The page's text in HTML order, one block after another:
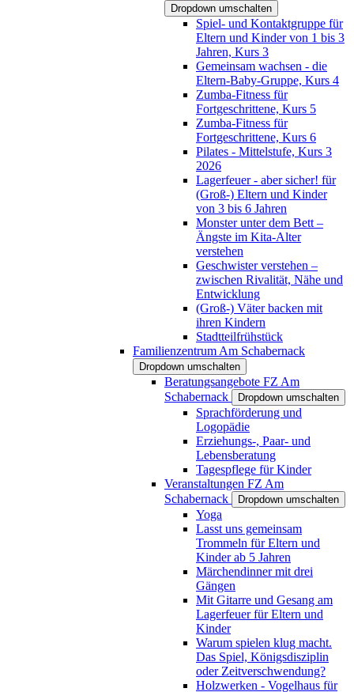
Dropdown umschalten
Spiel- und Kontaktgruppe für
Eltern und Kinder von 1 bis 3
Jahren, Kurs 3
Gemeinsam wachsen - die
Eltern-Baby-Gruppe, Kurs 4
Zumba-Fitness für
Fortgeschrittene, Kurs 5
Zumba-Fitness für
Fortgeschrittene, Kurs 6
Pilates - Mittelstufe, Kurs 3
2026
Lagerfeuer - aber sicher! für
(Groß-) Eltern und Kinder
von 3 bis 6 Jahren
Monster unter dem Bett –
Ängste im Kita-Alter
verstehen
Geschwister verstehen –
zwischen Rivalität, Nähe und
Entwicklung
(Groß-) Väter backen mit
ihren Kindern
Stadtteilfrühstück
Familienzentrum Am Schabernack
Dropdown umschalten
Beratungsangebote FZ Am
Schabernack
Dropdown umschalten
Sprachförderung und
Logopädie
Erziehungs-, Paar- und
Lebensberatung
Tagespflege für Kinder
Veranstaltungen FZ Am
Schabernack
Dropdown umschalten
Yoga
Lasst uns gemeinsam
Trommeln für Eltern und
Kinder ab 5 Jahren
Märchendinner mit drei
Gängen
Mit Gitarre und Gesang am
Lagerfeuer für Eltern und
Kinder
Warum spielen klug macht.
Das Spiel, Königsdisziplin
oder Zeitverschwendung?
Holzwerken - Vogelhaus für